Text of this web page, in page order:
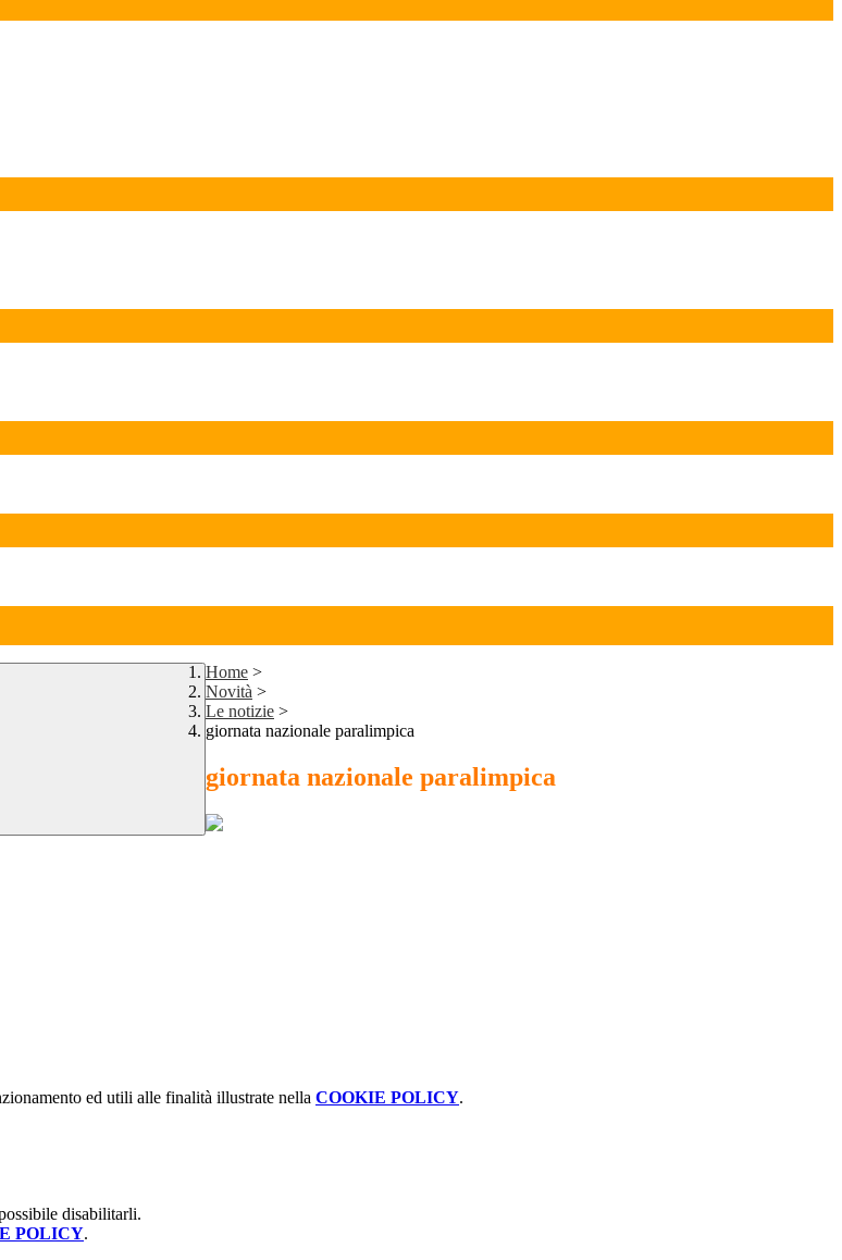
Home >
Novità >
Le notizie >
giornata nazionale paralimpica
giornata nazionale paralimpica
ed utili alle finalità illustrate nella COOKIE POLICY.
disabilitarli.
POLICY.